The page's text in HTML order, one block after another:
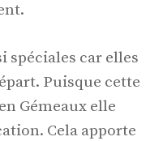
spéciales car elles
Puisque cette
Gémeaux elle
Cela apporte